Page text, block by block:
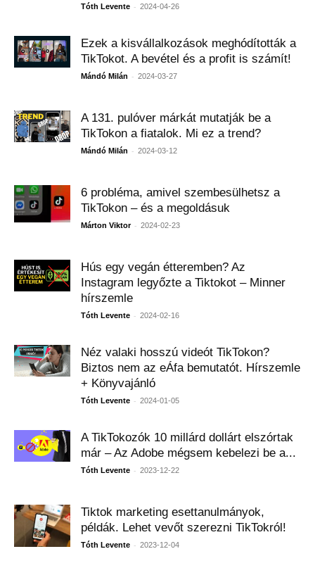
Tóth Levente - 2024-04-26
Ezek a kisvállalkozások meghódították a
TikTokot. A bevétel és a profit is számít!
Mándó Milán - 2024-03-27
A 131. pulóver márkát mutatják be a
TikTokon a fiatalok. Mi ez a trend?
Mándó Milán - 2024-03-12
6 probléma, amivel szembesülhetsz a
TikTokon – és a megoldásuk
Márton Viktor - 2024-02-23
Hús egy vegán étteremben? Az
Instagram legyőzte a Tiktokot – Minner
hírszemle
Tóth Levente - 2024-02-16
Néz valaki hosszú videót TikTokon?
Biztos nem az eÁfa bemutatót. Hírszemle
+ Könyvajánló
Tóth Levente - 2024-01-05
A TikTokozók 10 millárd dollárt elszórtak
már – Az Adobe mégsem kebelezi be a...
Tóth Levente - 2023-12-22
Tiktok marketing esettanulmányok,
példák. Lehet vevőt szerezni TikTokról!
Tóth Levente - 2023-12-04